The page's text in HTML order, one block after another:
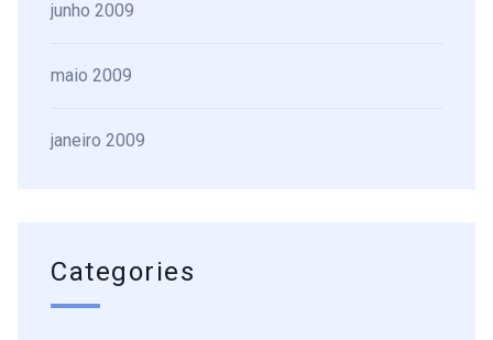
junho 2009
maio 2009
janeiro 2009
Categories